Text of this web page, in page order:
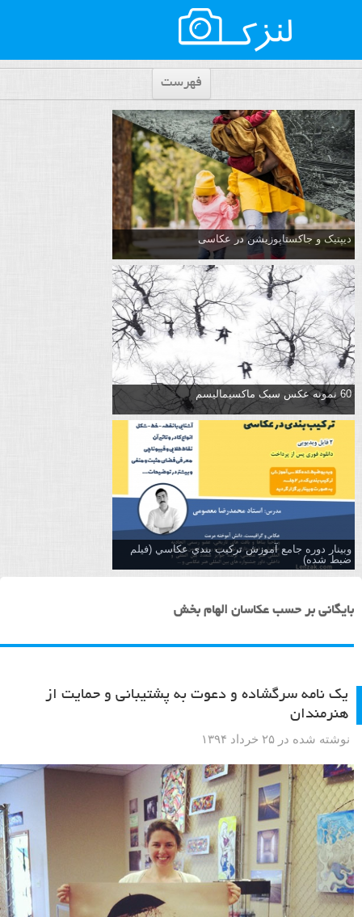
فهرست
دیپتیک و جاکستا‌پوزیشن در عکاسی
60 نمونه عکس سبک ماکسیمالیسم
وبینار دوره جامع آموزش تركيب بندي عكاسي (فیلم
ضبط شده)
بایگانی بر حسب عکاسان الهام بخش
یک نامه سرگشاده و دعوت به پشتیبانی و حمایت از
هنرمندان
نوشته شده در ۲۵ خرداد ۱۳۹۴